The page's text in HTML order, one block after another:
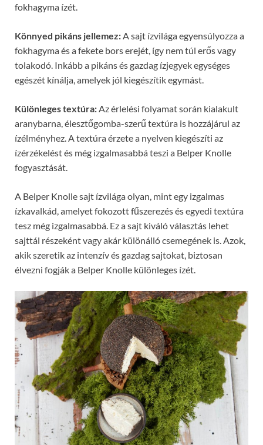
fokhagyma ízét.
Könnyed pikáns jellemez:A sajt ízvilága egyensúlyozza a
fokhagyma és a fekete bors erejét, így nem túl erős vagy
tolakodó. Inkább a pikáns és gazdag ízjegyek egységes
egészét kínálja, amelyek jól kiegészítik egymást.
Különleges textúra:Az érlelési folyamat során kialakult
aranybarna, élesztőgomba-szerű textúra is hozzájárul az
ízélményhez. A textúra érzete a nyelven kiegészíti az
ízérzékelést és még izgalmasabbá teszi a Belper Knolle
fogyasztását.
A Belper Knolle sajt ízvilága olyan, mint egy izgalmas
ízkavalkád, amelyet fokozott fűszerezés és egyedi textúra
tesz még izgalmasabbá. Ez a sajt kiváló választás lehet
sajttál részeként vagy akár különálló csemegének is. Azok,
akik szeretik az intenzív és gazdag sajtokat, biztosan
élvezni fogják a Belper Knolle különleges ízét.